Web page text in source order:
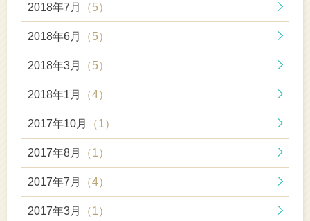
2018年7月 （5）
2018年6月 （5）
2018年3月 （5）
2018年1月 （4）
2017年10月 （1）
2017年8月 （1）
2017年7月 （4）
2017年3月 （1）